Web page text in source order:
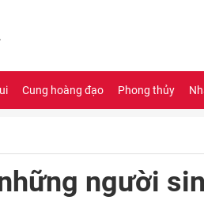
Cung hoàng đạo Phong thủy
người